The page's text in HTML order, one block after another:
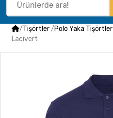
/Tişörtler/Polo Yaka Tişörtler
Lacivert